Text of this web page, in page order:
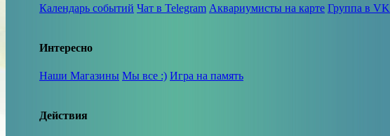
Календарь событий Чат в Telegram Аквариумисты на карте Группа в VK
Интересно
Наши Магазины Мы все :) Игра на память
Действия